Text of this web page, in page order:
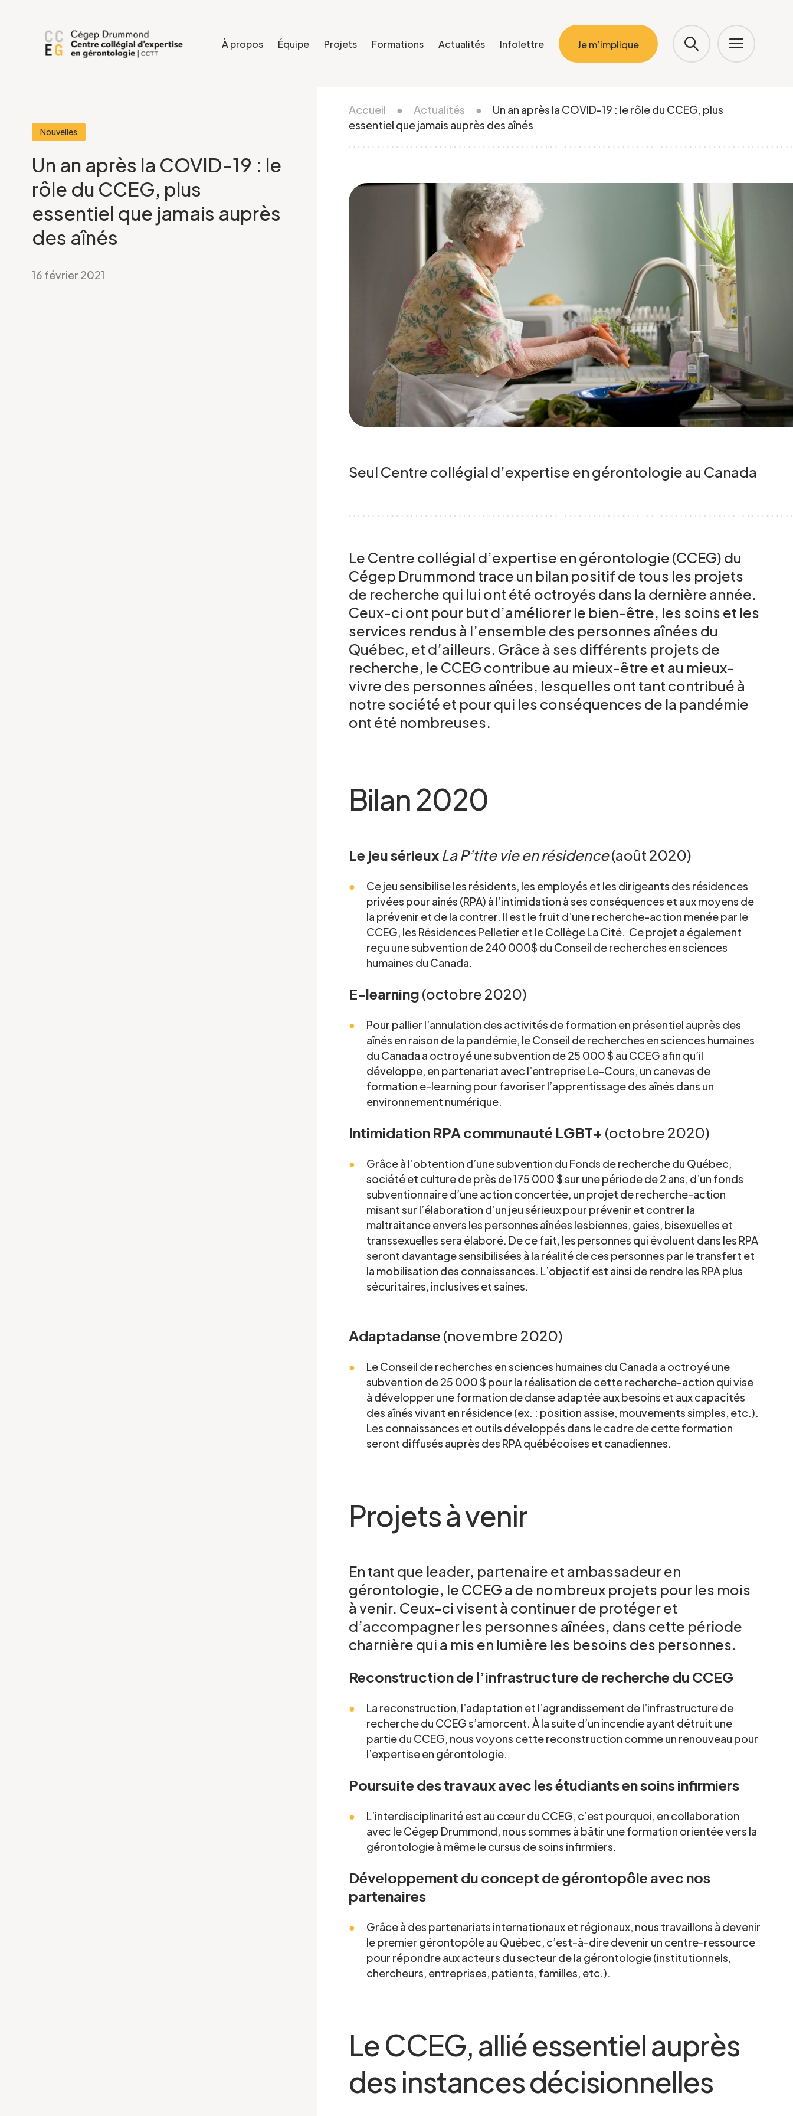
À propos Équipe Projets Formations Actualités Infolettre Je m’implique
Accueil ● Actualités ●
Un an après la COVID-19 : le rôle du CCEG, plus
essentiel que jamais auprès des aînés
Seul Centre collégial d’expertise en gérontologie au Canada
Le Centre collégial d’expertise en gérontologie (CCEG) du
Cégep Drummond trace un bilan positif de tous les projets
de recherche qui lui ont été octroyés dans la dernière année.
Ceux-ci ont pour but d’améliorer le bien-être, les soins et les
services rendus à l’ensemble des personnes aînées du
Québec, et d’ailleurs. Grâce à ses différents projets de
recherche, le CCEG contribue au mieux-être et au mieux-
vivre des personnes aînées, lesquelles ont tant contribué à
notre société et pour qui les conséquences de la pandémie
ont été nombreuses.
Bilan 2020
Le jeu sérieux La P’tite vie en résidence(août 2020)
Ce jeu sensibilise les résidents, les employés et les dirigeants des résidences
privées pour ainés (RPA) à l’intimidation à ses conséquences et aux moyens de
la prévenir et de la contrer. Il est le fruit d’une recherche-action menée par le
CCEG, les Résidences Pelletier et le Collège La Cité. Ce projet a également
reçu une subvention de 240 000$ du Conseil de recherches en sciences
humaines du Canada.
E-learning (octobre 2020)
Pour pallier l’annulation des activités de formation en présentiel auprès des
aînés en raison de la pandémie, le Conseil de recherches en sciences humaines
du Canada a octroyé une subvention de 25 000 $ au CCEG afin qu’il
développe, en partenariat avec l’entreprise Le-Cours, un canevas de
formation e-learning pour favoriser l’apprentissage des aînés dans un
environnement numérique.
Intimidation RPA communauté LGBT+ (octobre 2020)
Grâce à l’obtention d’une subvention du Fonds de recherche du Québec,
société et culture de près de 175 000 $ sur une période de 2 ans, d’un fonds
subventionnaire d’une action concertée, un projet de recherche-action
misant sur l’élaboration d’un jeu sérieux pour prévenir et contrer la
maltraitance envers les personnes aînées lesbiennes, gaies, bisexuelles et
transsexuelles sera élaboré. De ce fait, les personnes qui évoluent dans les RPA
seront davantage sensibilisées à la réalité de ces personnes par le transfert et
la mobilisation des connaissances. L’objectif est ainsi de rendre les RPA plus
sécuritaires, inclusives et saines.
Adaptadanse (novembre 2020)
Le Conseil de recherches en sciences humaines du Canada a octroyé une
subvention de 25 000 $ pour la réalisation de cette recherche-action qui vise
à développer une formation de danse adaptée aux besoins et aux capacités
des aînés vivant en résidence (ex. : position assise, mouvements simples, etc.).
Les connaissances et outils développés dans le cadre de cette formation
seront diffusés auprès des RPA québécoises et canadiennes.
Projets à venir
En tant que leader, partenaire et ambassadeur en
gérontologie, le CCEG a de nombreux projets pour les mois
à venir. Ceux-ci visent à continuer de protéger et
d’accompagner les personnes aînées, dans cette période
charnière qui a mis en lumière les besoins des personnes.
Reconstruction de l’infrastructure de recherche du CCEG
La reconstruction, l’adaptation et l’agrandissement de l’infrastructure de
recherche du CCEG s’amorcent. À la suite d’un incendie ayant détruit une
partie du CCEG, nous voyons cette reconstruction comme un renouveau pour
l’expertise en gérontologie.
Poursuite des travaux avec les étudiants en soins infirmiers
L’interdisciplinarité est au cœur du CCEG, c’est pourquoi, en collaboration
avec le Cégep Drummond, nous sommes à bâtir une formation orientée vers la
gérontologie à même le cursus de soins infirmiers.
Développement du concept de gérontopôle avec nos
partenaires
Grâce à des partenariats internationaux et régionaux, nous travaillons à devenir
le premier gérontopôle au Québec, c’est-à-dire devenir un centre-ressource
pour répondre aux acteurs du secteur de la gérontologie (institutionnels,
chercheurs, entreprises, patients, familles, etc.).
Le CCEG, allié essentiel auprès
des instances décisionnelles
Nouvelles
Un an après la COVID-19 : le
rôle du CCEG, plus
essentiel que jamais auprès
des aînés
16 février 2021
Formulaire d'intérêt
Le CCEG et ses partenaires sont régulièrement à la recherche de gens pour participer à
ses projets, études, sondages, essais. Écrivez-nous ci-dessous pour nous faire
Prénom*
Telephone
la Politique de confidentialité du CCEG.